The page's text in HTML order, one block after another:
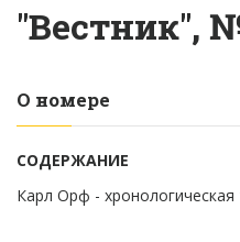
"Вестник",
О номере
СОДЕРЖАНИЕ
Карл Орф - хронологическая